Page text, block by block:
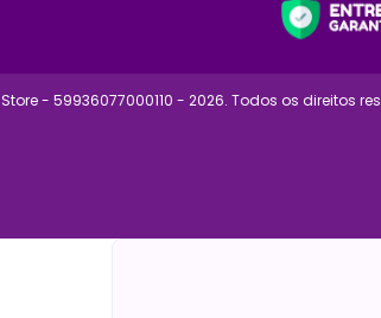
- 59936077000110 - 2026. Todos os direitos